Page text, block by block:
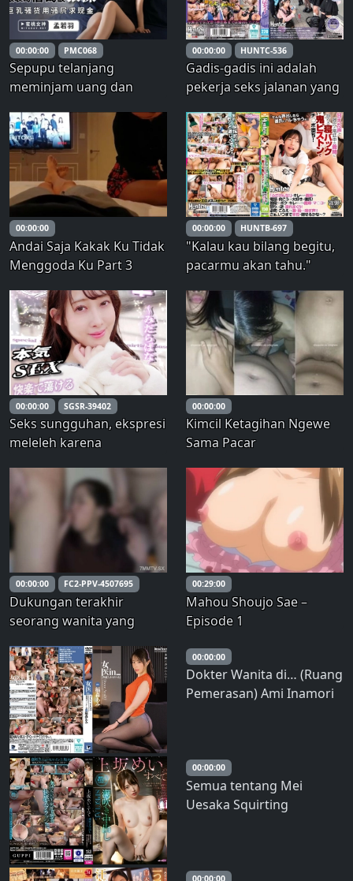
Aoi Ichino
00:00:00 PMC068
Sepupu telanjang
meminjam uang dan
jalang bertitit besar untuk
meminta uang.
00:00:00 HUNTC-536
Gadis-gadis ini adalah
pekerja seks jalanan yang
diandalkan! Mereka bisa
bernegosiasi dan lolos
dari apa pun! Gadis-gadis
yang terlibat dalam
kencan berbayar dan
hubungan kasual i
00:00:00
Andai Saja Kakak Ku Tidak
Menggoda Ku Part 3
00:00:00 HUNTB-697
"Kalau kau bilang begitu,
pacarmu akan tahu."
iparku yang sedang
menelepon pacarnya
menjadi marah dan jatuh
tersungkur dengan gaya
doggy style! Adik iparku
berteriak, "Jangan
00:00:00 SGSR-39402
Seks sungguhan, ekspresi
meleleh karena
panas menyembur keluar.
00:00:00
Kimcil Ketagihan Ngewe
Sama Pacar
00:00:00 FC2-PPV-4507695
Dukungan terakhir
seorang wanita yang
selanjutnya adalah
menciptakan puting
hitam besar yang
berubah ketika seks
wanita selesai.
00:29:00
Mahou Shoujo Sae –
Episode 1
00:00:00
Dokter Wanita di… (Ruang
Pemerasan) Ami Inamori
00:00:00
Semua tentang Mei
Uesaka Squirting